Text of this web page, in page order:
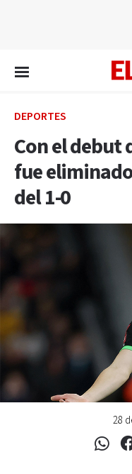
DEPORTES
Con el debut
fue
del 1-0
28